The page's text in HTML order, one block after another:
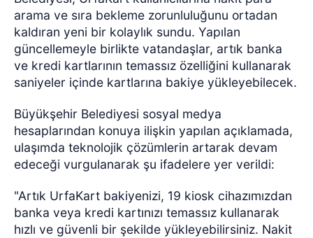
arama ve sıra bekleme zorunluluğunu ortadan
kaldıran yeni bir kolaylık sundu. Yapılan
güncellemeyle birlikte vatandaşlar, artık banka
ve kredi kartlarının temassız özelliğini kullanarak
saniyeler içinde kartlarına bakiye yükleyebilecek.
Büyükşehir Belediyesi sosyal medya
hesaplarından konuya ilişkin yapılan açıklamada,
ulaşımda teknolojik çözümlerin artarak devam
edeceği vurgulanarak şu ifadelere yer verildi:
"Artık UrfaKart bakiyenizi, 19 kiosk cihazımızdan
banka veya kredi kartınızı temassız kullanarak
hızlı ve güvenli bir şekilde yükleyebilirsiniz. Nakit